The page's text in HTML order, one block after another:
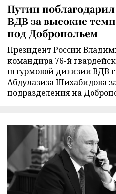
Путин
ВДВ за высокие
под Добропольем
Президент России
командира 76-й
штурмовой дивизии ВДВ
Абдулазиза Шихабидова
подразделения на